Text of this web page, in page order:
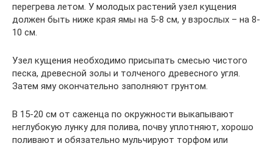
перегрева летом. У молодых растений узел кущения
должен быть ниже края ямы на 5-8 см, у взрослых – на 8-
10 см.
Узел кущения необходимо присыпать смесью чистого
песка, древесной золы и толченого древесного угля.
Затем яму окончательно заполняют грунтом.
В 15-20 см от саженца по окружности выкапывают
неглубокую лунку для полива, почву уплотняют, хорошо
поливают и обязательно мульчируют торфом или